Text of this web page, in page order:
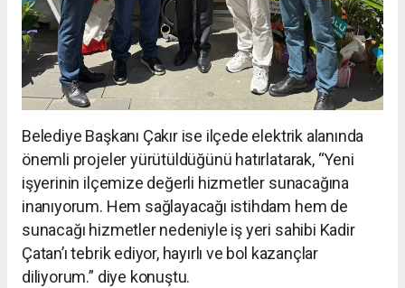
Belediye Başkanı Çakır ise ilçede elektrik alanında
önemli projeler yürütüldüğünü hatırlatarak, “Yeni
işyerinin ilçemize değerli hizmetler sunacağına
inanıyorum. Hem sağlayacağı istihdam hem de
sunacağı hizmetler nedeniyle iş yeri sahibi Kadir
Çatan’ı tebrik ediyor, hayırlı ve bol kazançlar
diliyorum.” diye konuştu.